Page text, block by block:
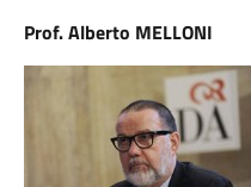
Prof. Alberto MELLONI